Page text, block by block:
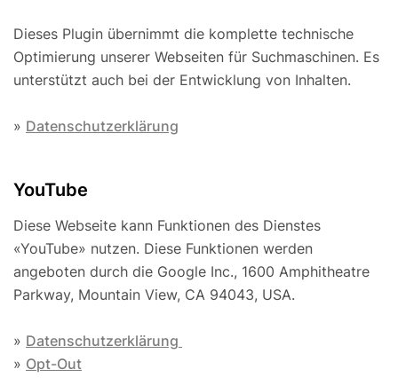
Dieses Plugin übernimmt die komplette technische
Optimierung unserer Webseiten für Suchmaschinen. Es
unterstützt auch bei der Entwicklung von Inhalten.
» Datenschutzerklärung
YouTube
Diese Webseite kann Funktionen des Dienstes
«YouTube» nutzen. Diese Funktionen werden
angeboten durch die Google Inc., 1600 Amphitheatre
Parkway, Mountain View, CA 94043, USA.
» Datenschutzerklärung
» Opt-Out